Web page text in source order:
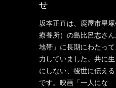
せ
坂本正直は、鹿屋市星
療養所）の島比呂志さ
地帯」に長期にわたっ
力していました。共に
にしない、後世に伝え
です。映画「一人にな